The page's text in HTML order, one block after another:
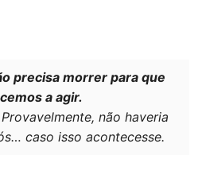
precisa morrer para que
a agir.
não haveria
caso isso acontecesse.